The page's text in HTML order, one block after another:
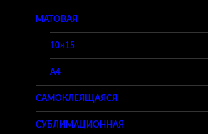
МАТОВАЯ
10×15
A4
САМОКЛЕЯЩАЯСЯ
СУБЛИМАЦИОННАЯ